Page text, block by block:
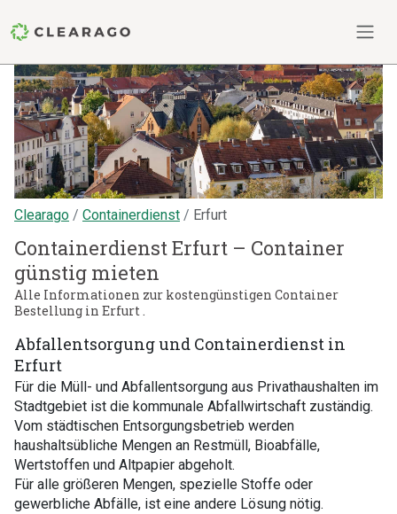
Clearago Containerdienst Erfurt
Containerdienst Erfurt – Container
günstig mieten
Alle Informationen zur kostengünstigen Container
Bestellung in Erfurt .
Abfallentsorgung und Containerdienst in
Erfurt
Für die Müll- und Abfallentsorgung aus Privathaushalten im
Stadtgebiet ist die kommunale Abfallwirtschaft zuständig.
Vom städtischen Entsorgungsbetrieb werden
haushaltsübliche Mengen an Restmüll, Bioabfälle,
Wertstoffen und Altpapier abgeholt.
Für alle größeren Mengen, spezielle Stoffe oder
gewerbliche Abfälle, ist eine andere Lösung nötig.